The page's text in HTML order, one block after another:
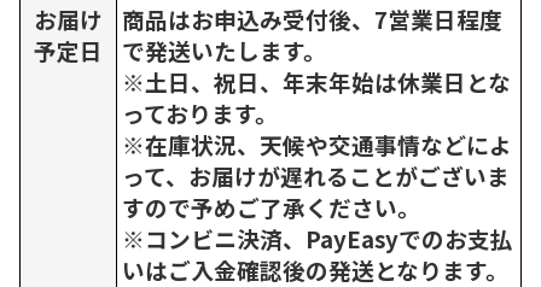
お届け
予定日
商品はお申込み受付後、7営業日程度
で発送いたします。
※土日、祝日、年末年始は休業日とな
っております。
※在庫状況、天候や交通事情などによ
って、お届けが遅れることがございま
すので予めご了承ください。
※コンビニ決済、PayEasyでのお支払
いはご入金確認後の発送となります。